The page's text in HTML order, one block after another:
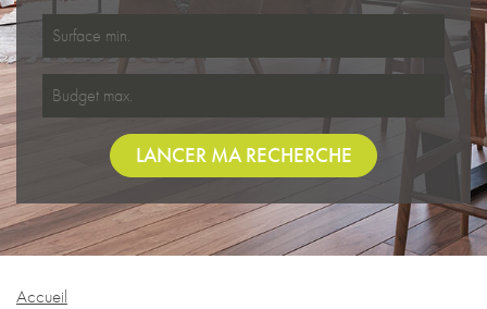
LANCER MA RECHERCHE
Accueil